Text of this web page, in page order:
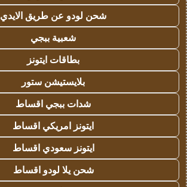
شحن لودو عن طريق الايدي
شعبية ببجي
بطاقات ايتونز
بلايستيشن ستور
شدات ببجي اقساط
ايتونز امريكي اقساط
ايتونز سعودي اقساط
شحن يلا لودو اقساط